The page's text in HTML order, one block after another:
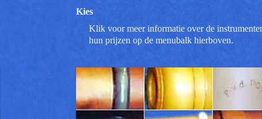
Kies
Klik voor meer informatie over de
hun prijzen op de menubalk hierboven.